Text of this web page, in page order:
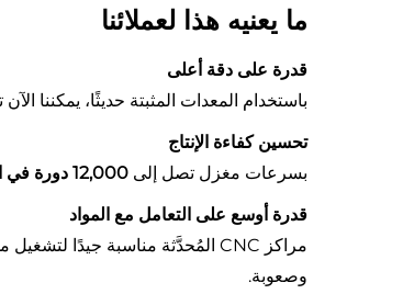
ما يعنيه هذا لعملائنا
قدرة على دقة أعلى
باستخدام المعدات المثبتة حديثًا، يمكننا
تحسين كفاءة الإنتاج
بسرعات مغزل تصل إلى 12,000 دورة في الدقيقة
قدرة أوسع على التعامل مع المواد
مراكز CNC المُحدَّثة مناسبة جيدًا لتشغيل مجموعة واسعة من المواد، بما في ذلك
وصعوبة.